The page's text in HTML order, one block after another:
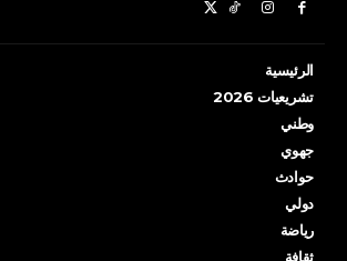
الرئيسية
تشريعيات 2026
وطني
جهوي
حوادث
دولي
رياضة
ثقافة